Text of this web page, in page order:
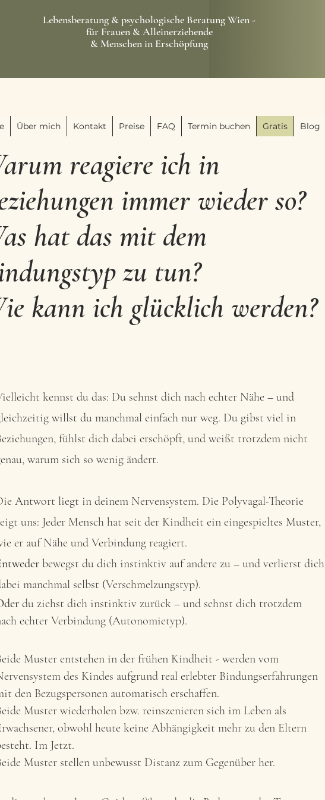
Lebensberatung & psychologische Beratung Wien -
für Frauen & Alleinerziehende
& Menschen in Erschöpfung
Über mich Kontakt Preise FAQ Termin buchen Gratis Blog
reagiere ich in
immer wieder so?
hat das mit dem
zu tun?
kann ich glücklich werden?
kennst du das: Du sehnst dich nach echter Nähe – und
willst du manchmal einfach nur weg. Du gibst viel in
fühlst dich dabei erschöpft, und weißt trotzdem nicht
warum sich so wenig ändert.
Antwort liegt in deinem Nervensystem. Die Polyvagal-Theorie
uns: Jeder Mensch hat seit der Kindheit ein eingespieltes Muster,
er auf Nähe und Verbindung reagiert.
bewegst du dich instinktiv auf andere zu – und verlierst dich
manchmal selbst (Verschmelzungstyp).
du ziehst dich instinktiv zurück – und sehnst dich trotzdem
echter Verbindung (Autonomietyp).
Muster entstehen in der frühen Kindheit - werden vom
des Kindes aufgrund real erlebter Bindungserfahrungen
den Bezugspersonen automatisch erschaffen.
Muster wiederholen bzw. reinszenieren sich im Leben als
obwohl heute keine Abhängigkeit mehr zu den Eltern
Im Jetzt.
Muster stellen unbewusst Distanz zum Gegenüber her.